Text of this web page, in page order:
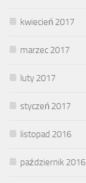
kwiecień 2017
marzec 2017
luty 2017
styczeń 2017
listopad 2016
październik 2016